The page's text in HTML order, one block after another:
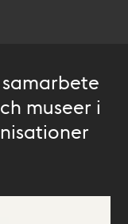
museer i